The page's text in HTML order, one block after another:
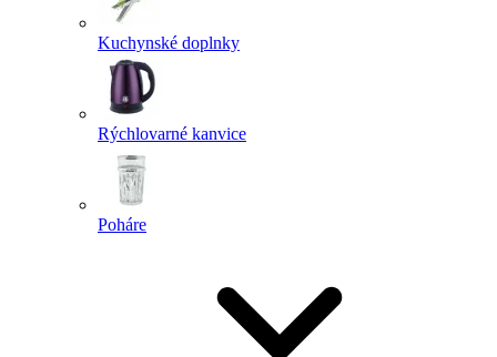
Kuchynské doplnky
Rýchlovarné kanvice
Poháre